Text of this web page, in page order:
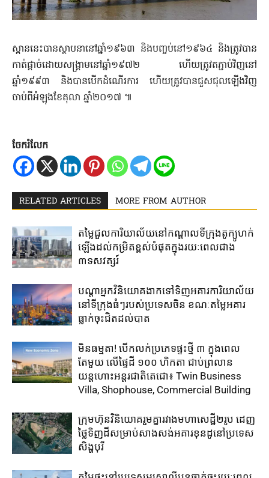
ស្ពាន​នេះ​បាន​ស្ថាបនា​នៅ​ឆ្នាំ១៩៦៣ និង​បញ្ចប់​នៅ១៩៦៤ និង​ត្រូវបាន​
កាត់ផ្តាច់​ដោយ​សង្គ្រាម​នៅ​ឆ្នាំ១៩៧២ ហើយ​ត្រូវ​ត​ភ្ជាប់​វិញ​នៅ​
ឆ្នាំ១៩៩៣ និង​បាន​បើក​ដំណើរការ ហើយ​ត្រូវបាន​ជួសជុល​ឡើងវិញ​
ចាប់ពី​អំឡុង​ខែតុលា ឆ្នាំ២០១៧ ៕
ចែករំលែក
RELATED ARTICLES MORE FROM AUTHOR
តម្លៃជួល​ការិយាល័យ​នៅ​កណ្តាល​ទីក្រុងតូក្យូ​ហក់​
ឡើង​ដល់​កម្រិត​ខ្ពស់​បំផុត​ក្នុង​រយៈ​ពេល​ជាង​
៣ទសវត្សរ៍​
បណ្តាអ្នកវិនិយោគ​ងាក​ទៅ​ទិញ​អគារការិយាល័យ​
នៅ​ទីក្រុង​ធំៗ​របស់​ប្រទេសចិន ​ខណៈតម្លៃអគារ
ធ្លាក់​ចុះ​ជិត​ដល់​បាត
មិនធម្មតា! បើកលក់ប្រភេទផ្ទះថ្មី ៣ ក្នុងពេល
តែមួយ លើផ្ទៃដី ១០០ ហិកតា ​ជាប់​ព្រលាន
យន្តហោះ​អន្តរជាតិតេជោ៖ ​Twin Business
Villa, Shophouse, Commercial Building
ក្រុមហ៊ុន​វិនិយោគ​រួម​គ្នា​រវាង​មហាសេដ្ឋី២រូប ​ដេញ​
ថ្លៃ​ទិញ​ដី​សម្រាប់​សាងសង់​អគារខុនដូ​នៅ​ប្រទេស​
សិង្ហបុរី​